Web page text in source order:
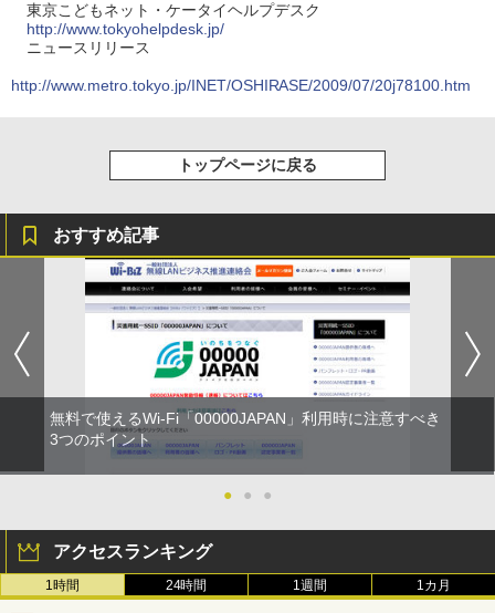
東京こどもネット・ケータイヘルプデスク
http://www.tokyohelpdesk.jp/
ニュースリリース
http://www.metro.tokyo.jp/INET/OSHIRASE/2009/07/20j78100.htm
トップページに戻る
おすすめ記事
無料で使えるWi-Fi「00000JAPAN」利用時に注意すべき
3つのポイント
● ● ●
アクセスランキング
1時間 24時間 1週間 1カ月